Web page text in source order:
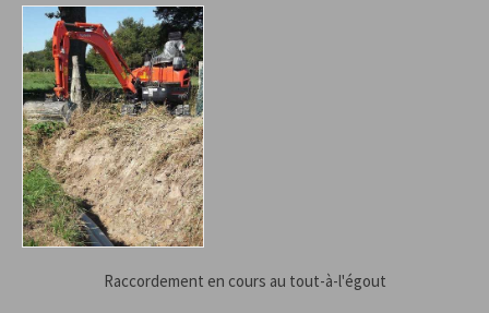
Raccordement en cours au tout-à-l'égout